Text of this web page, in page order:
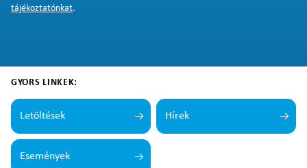
tájékoztatónkat.
GYORS LINKEK:
Letöltések Hírek
Események